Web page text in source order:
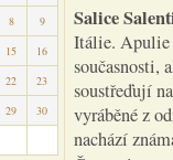
8
9
15
16
22
23
29
30
Salice
Itálie. Apulie
současnosti,
soustřeďují
vyráběné z
nachází